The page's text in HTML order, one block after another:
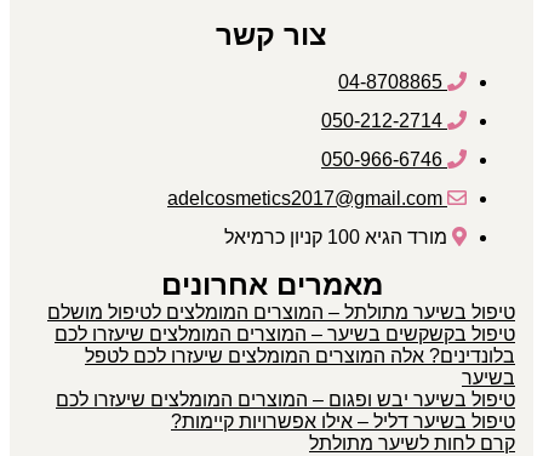
צור קשר
04-8708865
050-212-2714
050-966-6746
adelcosmetics2017@gmail.com
מורד הגיא 100 קניון כרמיאל
מאמרים אחרונים
טיפול בשיער מתולתל – המוצרים המומלצים לטיפול מושלם
טיפול בקשקשים בשיער – המוצרים המומלצים שיעזרו לכם
בלונדינים? אלה המוצרים המומלצים שיעזרו לכם לטפל
בשיער
טיפול בשיער יבש ופגום – המוצרים המומלצים שיעזרו לכם
טיפול בשיער דליל – אילו אפשרויות קיימות?
קרם לחות לשיער מתולתל